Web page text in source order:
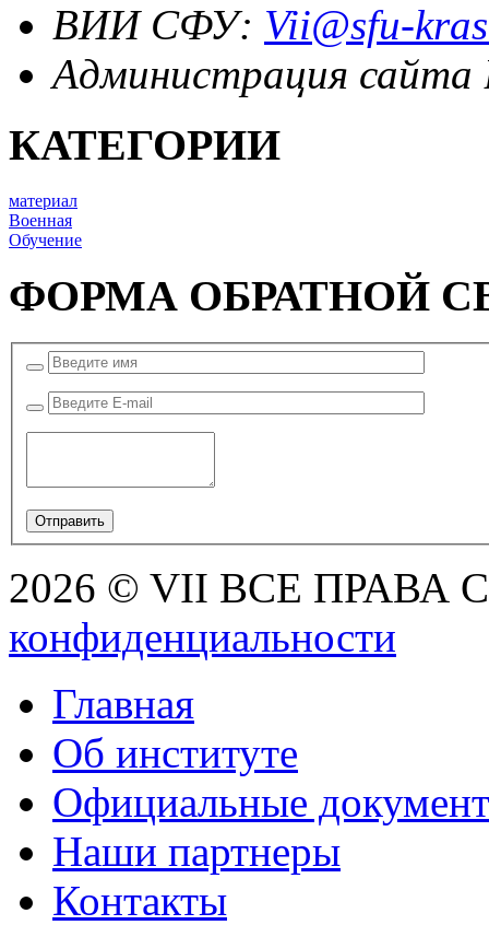
ВИИ СФУ: Vii@sfu-
Администрация
КАТЕГОРИИ
материал
Военная
Обучение
ФОРМА ОБРАТНОЙ
2026 © VII ВСЕ ПРАВА
конфиденциальности
Главная
Об институте
Официальные
Наши партнеры
Контакты